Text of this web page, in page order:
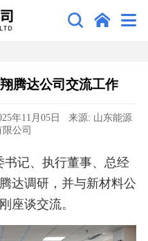
腾达公司交流工作
年11月05日 来源: 山东能源
公司
书记、执行董事、总经
达调研，并与新材料公
座谈交流。